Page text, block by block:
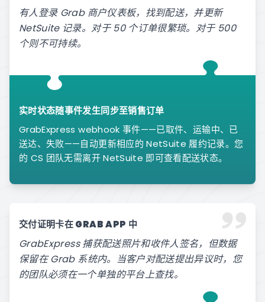
有人登录 Grab 商户仪表板，找到配送，并更新
NetSuite 记录。对于 50 个订单很繁琐。对于 500
个则不可持续。
实时状态随事件发生同步至销售订单
GrabExpress webhook 事件——已取件、运输中、已
送达、失败——自动更新相应的 NetSuite 履约记录。您
的 CS 团队无需离开 NetSuite 即可查看配送状态。
交付证明卡在 GRAB APP 中
GrabExpress 捕获配送照片和收件人签名，但数据
保留在 Grab 系统内。当客户对配送提出异议时，您
的团队必须在一个单独的平台上查找。